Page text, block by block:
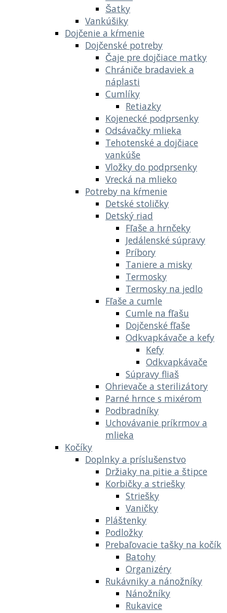
Šatky
Vankúšiky
Dojčenie a kŕmenie
Dojčenské potreby
Čaje pre dojčiace matky
Chrániče bradaviek a
náplasti
Cumlíky
Retiazky
Kojenecké podprsenky
Odsávačky mlieka
Tehotenské a dojčiace
vankúše
Vložky do podprsenky
Vrecká na mlieko
Potreby na kŕmenie
Detské stoličky
Detský riad
Fľaše a hrnčeky
Jedálenské súpravy
Príbory
Taniere a misky
Termosky
Termosky na jedlo
Fľaše a cumle
Cumle na fľašu
Dojčenské fľaše
Odkvapkávače a kefy
Kefy
Odkvapkávače
Súpravy fliaš
Ohrievače a sterilizátory
Parné hrnce s mixérom
Podbradníky
Uchovávanie príkrmov a
mlieka
Kočíky
Doplnky a príslušenstvo
Držiaky na pitie a štipce
Korbičky a striešky
Striešky
Vaničky
Pláštenky
Podložky
Prebaľovacie tašky na kočík
Batohy
Organizéry
Rukávniky a nánožníky
Nánožníky
Rukavice